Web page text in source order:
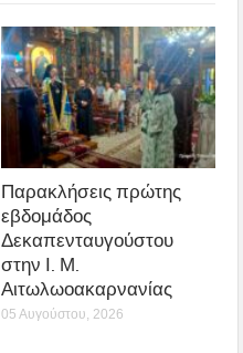
Παρακλήσεις πρώτης
εβδομάδος
Δεκαπενταυγούστου
στην Ι. Μ.
Αιτωλωοακαρνανίας
05 Αυγούστου, 2026